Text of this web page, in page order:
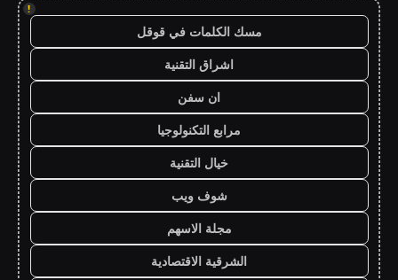
!
مسك الكلمات في قوقل
اشراق التقنية
ان سفن
مرابع التكنولوجيا
خيال التقنية
شوف ويب
مجلة الاسهم
الشرقية الاقتصادية